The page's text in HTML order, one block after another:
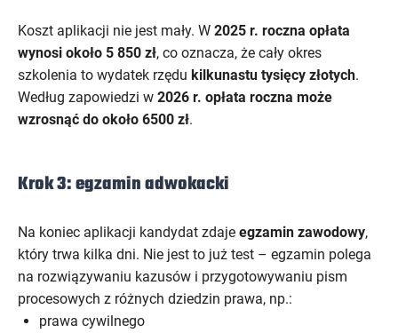
Koszt aplikacji nie jest mały. W 2025 r. roczna opłata
wynosi około 5 850 zł, co oznacza, że cały okres
szkolenia to wydatek rzędu kilkunastu tysięcy złotych.
Według zapowiedzi w 2026 r. opłata roczna może
wzrosnąć do około 6500 zł.
Krok 3: egzamin adwokacki
Na koniec aplikacji kandydat zdaje egzamin zawodowy,
który trwa kilka dni. Nie jest to już test – egzamin polega
na rozwiązywaniu kazusów i przygotowywaniu pism
procesowych z różnych dziedzin prawa, np.:
prawa cywilnego